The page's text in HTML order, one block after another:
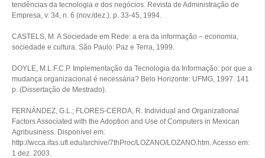
tendências da tecnologia e dos negócios. Revista de Administração de
Empresa, v. 34, n. 6 (nov./dez.), p. 33-45, 1994.
CASTELS, M. A Sociedade em Rede: a era da informação – economia,
sociedade e cultura. São Paulo: Paz e Terra, 1999.
DOYLE, M.L.F.C.P. Implementação da Tecnologia da Informação: por que a
mudança organizacional é necessária? Belo Horizonte: UFMG, 1997. 141
p. (Dissertação de Mestrado).
FERNÁNDEZ, G.L.; FLORES-CERDA, R. Individual and Organizational
Factors Associated with the Adoption and Use of Computers in Mexican
Agribusiness. Disponível em:
http://wcca.ifas.ufl.edu/archive/7thProc/LOZANO/LOZANO.htm. Acesso em:
1 dez. 2003.